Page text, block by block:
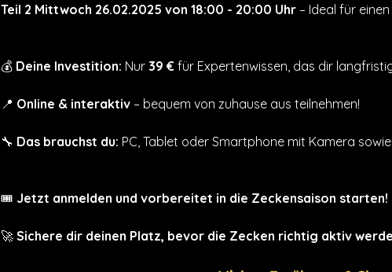
Teil 2 Mittwoch 26.02.2025 von 18:00 - 20:00 Uhr – Ideal für
💰 Deine Investition: Nur 39 € für Expertenwissen, das dir
📍 Online & interaktiv – bequem von zuhause aus teilnehmen!
🔧 Das brauchst du: PC, Tablet oder Smartphone mit Kamera
🎟 Jetzt anmelden und vorbereitet in die Zeckensaison starten!
🚀 Sichere dir deinen Platz, bevor die Zecken richtig aktiv